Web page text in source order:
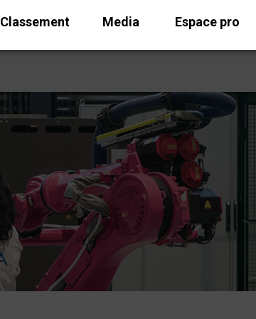
Classement Media Espace pro